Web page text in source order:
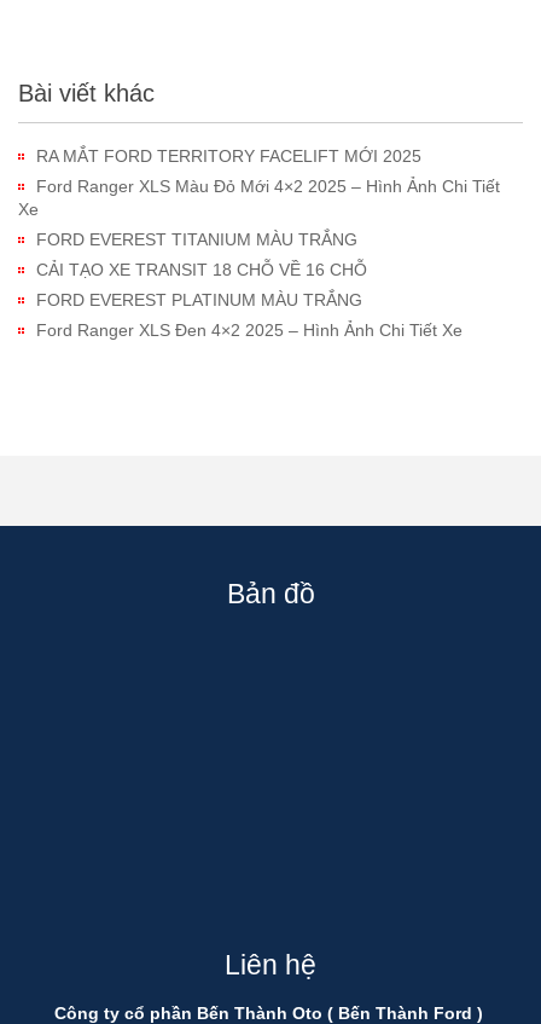
Bài viết khác
RA MẮT FORD TERRITORY FACELIFT MỚI 2025
Ford Ranger XLS Màu Đỏ Mới 4×2 2025 – Hình Ảnh Chi Tiết
Xe
FORD EVEREST TITANIUM MÀU TRẮNG
CẢI TẠO XE TRANSIT 18 CHỖ VỀ 16 CHỖ
FORD EVEREST PLATINUM MÀU TRẮNG
Ford Ranger XLS Đen 4×2 2025 – Hình Ảnh Chi Tiết Xe
Bản đồ
Liên hệ
Công ty cổ phần Bến Thành Oto ( Bến Thành Ford )